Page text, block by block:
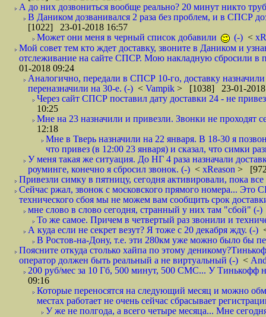
А до них дозвониться вообще реально? 20 минут никто
В Даником дозванивался 2 раза без проблем, и в СПСР
[1022] 23-01-2018 16:57
Может они меня в черный список добавили
(-) <
Мой совет тем кто ждет доставку, звоните в Даником и
отслеживание на сайте СПСР. Мою накладную сбросили
01-2018 09:24
Аналогично, передали в СПСР 10-го, доставку
переназначили на 30-е. (-) < Vampik > [1038] 23-01-2018
Через сайт СПСР поставил дату доставки 24 - не
10:25
Мне на 23 назначили и привезли. Звонки не
12:18
Мне в Тверь назначили на 22 января. В 18-30 я
что привез (в 12:00 23 января) и сказал, что симки
У меня такая же ситуация. До НГ 4 раза назначали
роуминге, конечно я сбросил звонок. (-) < xReason >
Привезли симку в пятницу, сегодня активировали, пока
Сейчас ржал, звонок с московского прямого номера... Это
технического сбоя мы не можем вам сообщить срок
мне слово в слово сегодня, странный у них там "сбой" (-)
То же самое. Причем в четвертый раз звонили и
А куда если не секрет везут? Я тоже с 20 декабря жду. (-)
В Ростов-на-Дону, т.е. эти 280км уже можно было бы
Поясните откуда столько хайпа по этому
оператор должен быть реальный а не виртуальный (-) <
200 руб/мес за 10 Гб, 500 минут, 500 СМС... У Тинькофф
09:16
Которые переносятся на следующий месяц и можно
местах работает не очень сейчас сбрасывает
У же не полгода, а всего четыре месяца... Мне